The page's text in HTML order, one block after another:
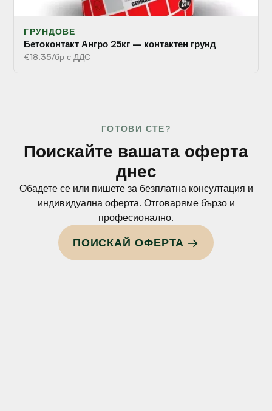
ГРУНДОВЕ
Бетоконтакт Ангро 25кг – контактен грунд
€18.35/бр с ДДС
ГОТОВИ СТЕ?
Поискайте вашата оферта
днес
Обадете се или пишете за безплатна консултация и
индивидуална оферта. Отговаряме бързо и
професионално.
ПОИСКАЙ ОФЕРТА →